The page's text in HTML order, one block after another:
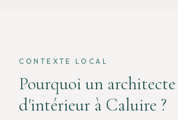
CONTEXTE LOCAL
Pourquoi un architecte
d'intérieur à Caluire ?